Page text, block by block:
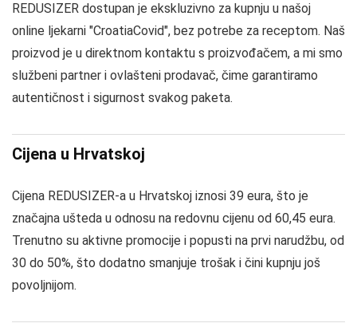
REDUSIZER dostupan je ekskluzivno za kupnju u našoj
online ljekarni "CroatiaCovid", bez potrebe za receptom. Naš
proizvod je u direktnom kontaktu s proizvođačem, a mi smo
službeni partner i ovlašteni prodavač, čime garantiramo
autentičnost i sigurnost svakog paketa.
Cijena u Hrvatskoj
Cijena REDUSIZER-a u Hrvatskoj iznosi 39 eura, što je
značajna ušteda u odnosu na redovnu cijenu od 60,45 eura.
Trenutno su aktivne promocije i popusti na prvi narudžbu, od
30 do 50%, što dodatno smanjuje trošak i čini kupnju još
povoljnijom.